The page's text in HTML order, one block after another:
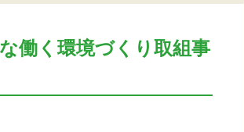
働く環境づくり取組事